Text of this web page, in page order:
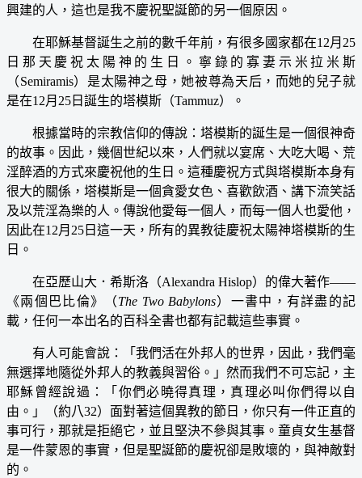
興建的人，這也是我不慶祝聖誕節的另一個原因。
在耶穌基督誕生之前的數千年前，有很多國家都在12月25
日那天慶祝太陽神的生日。寧錄的寡妻示米拉米斯
（Semiramis）是太陽神之母，她被尊為天后，而她的兒子就
是在12月25日誕生的塔模斯（Tammuz）。
根據當時的宗教信仰的傳說：塔模斯的誕生是一個很神奇
的故事。因此，幾個世紀以來，人們就以宴席、大吃大喝、荒
淫醉酒的方式來慶祝他的生日。這種慶祝方式與塔模斯本身有
很大的關係，塔模斯是一個貪愛女色、喜歡飲酒、講下流笑話
及以荒淫為樂的人。傳說他愛每一個人，而每一個人也愛他，
因此在12月25日這一天，所有的異教徒慶祝太陽神塔模斯的生
日。
在亞歷山大．希斯洛（Alexandra Hislop）的偉大著作——
《兩個巴比倫》（The Two Babylons）一書中，有詳盡的記
載，任何一本出名的百科全書也都有記載這些事實。
有人可能會說：「我們活在外邦人的世界，因此，我們毫
無選擇地隨從外邦人的教義與習俗。」然而我們不可忘記，主
耶穌曾經說過：「你們必曉得真理，真理必叫你們得以自
由。」（約八32）面對著這個異教的節日，你只有一件正直的
事可行，那就是拒絕它，並且堅決不參與其事。童貞女生基督
是一件蒙恩的事實，但是聖誕節的慶祝卻是敗壞的，與神敵對
的。